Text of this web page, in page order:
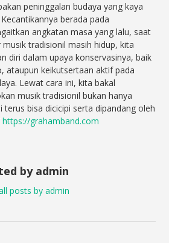
peninggalan budaya yang kaya
berada pada
angkatan masa yang lalu, saat
tradisionil masih hidup, kita
diri dalam upaya konservasinya, baik
ataupun keikutsertaan aktif pada
Lewat cara ini, kita bakal
musik tradisionil bukan hanya
bisa dicicipi serta dipandang oleh
https://grahamband.com
by admin
posts by admin